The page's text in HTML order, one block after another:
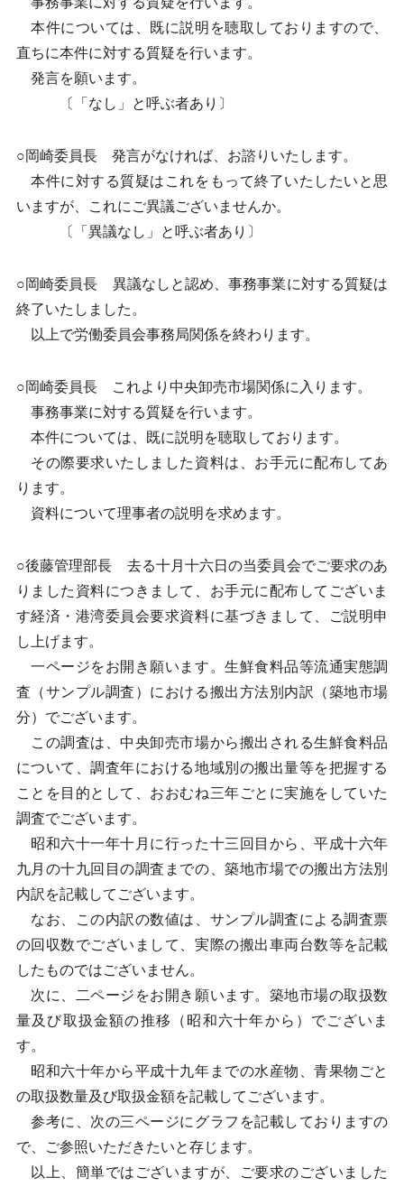
本件については、既に説明を聴取しておりますので、
直ちに本件に対する質疑を行います。
発言を願います。
〔「なし」と呼ぶ者あり〕
○岡崎委員長 発言がなければ、お諮りいたします。
本件に対する質疑はこれをもって終了いたしたいと思
いますが、これにご異議ございませんか。
〔「異議なし」と呼ぶ者あり〕
○岡崎委員長 異議なしと認め、事務事業に対する質疑は
終了いたしました。
以上で労働委員会事務局関係を終わります。
○岡崎委員長 これより中央卸売市場関係に入ります。
事務事業に対する質疑を行います。
本件については、既に説明を聴取しております。
その際要求いたしました資料は、お手元に配布してあ
ります。
資料について理事者の説明を求めます。
○後藤管理部長 去る十月十六日の当委員会でご要求のあ
りました資料につきまして、お手元に配布してございま
す経済・港湾委員会要求資料に基づきまして、ご説明申
し上げます。
一ページをお開き願います。生鮮食料品等流通実態調
査（サンプル調査）における搬出方法別内訳（築地市場
分）でございます。
この調査は、中央卸売市場から搬出される生鮮食料品
について、調査年における地域別の搬出量等を把握する
ことを目的として、おおむね三年ごとに実施をしていた
調査でございます。
昭和六十一年十月に行った十三回目から、平成十六年
九月の十九回目の調査までの、築地市場での搬出方法別
内訳を記載してございます。
なお、この内訳の数値は、サンプル調査による調査票
の回収数でございまして、実際の搬出車両台数等を記載
したものではございません。
次に、二ページをお開き願います。築地市場の取扱数
量及び取扱金額の推移（昭和六十年から）でございま
す。
昭和六十年から平成十九年までの水産物、青果物ごと
の取扱数量及び取扱金額を記載してございます。
参考に、次の三ページにグラフを記載しておりますの
で、ご参照いただきたいと存じます。
以上、簡単ではございますが、ご要求のございました